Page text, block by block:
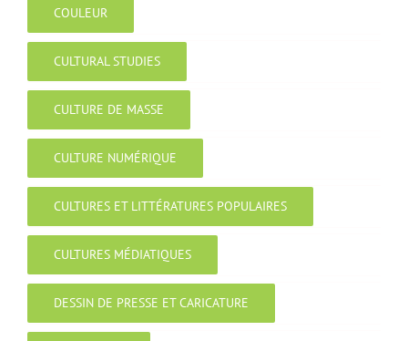
COULEUR
CULTURAL STUDIES
CULTURE DE MASSE
CULTURE NUMÉRIQUE
CULTURES ET LITTÉRATURES POPULAIRES
CULTURES MÉDIATIQUES
DESSIN DE PRESSE ET CARICATURE